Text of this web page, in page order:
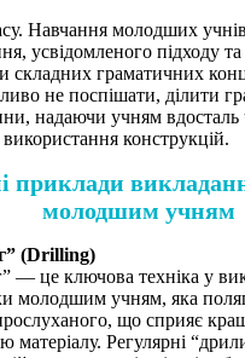
Навчання молодших
усвідомленого підходу
складних граматичних
не поспішати, ділити
надаючи учням вдосталь
конструкцій.
приклади
молодшим учням
(Drilling)
— це ключова техніка у
молодшим учням, яка
що сприяє
матеріалу. Регулярні